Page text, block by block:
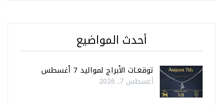
أحدث المواضيع
توقعـات الأبراج لمواليد 7 أغسطس
أغسطس 7, 2026